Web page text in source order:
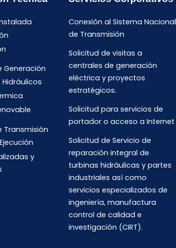
Generación
Transmisión
y
Conexión al Sistema Nacional
de Transmisión
Solicitud de visitas a
centrales de generación
eléctrica y proyectos
estratégicos.
Solicitud para servicios de
portador o acceso a Internet
Solicitud de Servicio de
reparación integral de
turbinas hidráulicas y partes
industriales así como
servicios especializados de
ingeniería, manufactura
control de calidad e
investigación (CIRT).